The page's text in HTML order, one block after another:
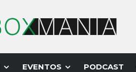
EVENTOS PODCAST